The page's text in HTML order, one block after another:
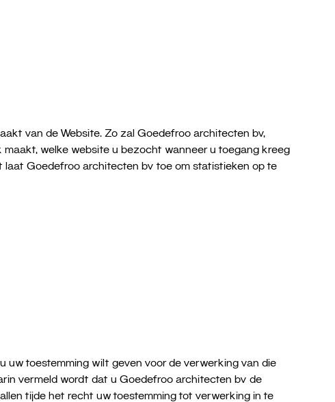
van de Website. Zo zal Goedefroo architecten bv,
welke website u bezocht wanneer u toegang kreeg
laat Goedefroo architecten bv toe om statistieken op te
uw toestemming wilt geven voor de verwerking van die
vermeld wordt dat u Goedefroo architecten bv de
tijde het recht uw toestemming tot verwerking in te